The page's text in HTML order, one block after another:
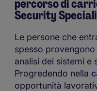
percorso di
Security
Le persone che
spesso
analisi dei sistemi e
Progredendo nella
opportunità